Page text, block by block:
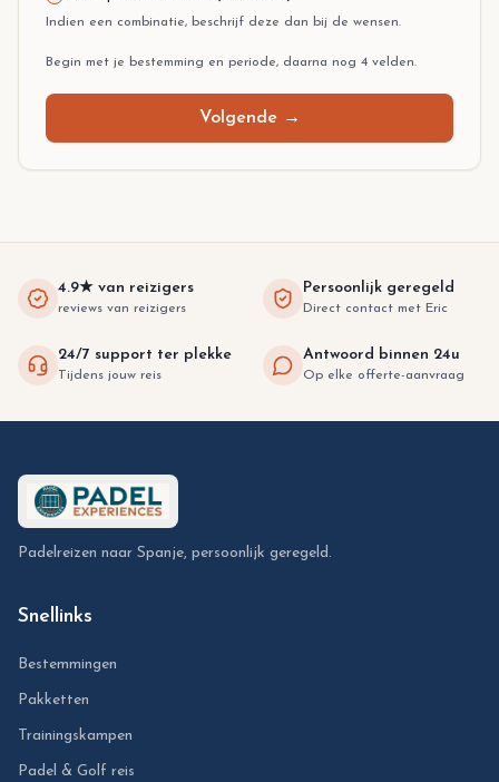
Indien een combinatie, beschrijf deze dan bij de wensen.
Begin met je bestemming en periode, daarna nog 4 velden.
Volgende→
4.9★ van reizigers
reviews van reizigers
Persoonlijk geregeld
Direct contact met Eric
24/7 support ter plekke
Tijdens jouw reis
Antwoord binnen 24u
Op elke offerte-aanvraag
Padelreizen naar Spanje, persoonlijk geregeld.
Snellinks
Bestemmingen
Pakketten
Trainingskampen
Padel & Golf reis